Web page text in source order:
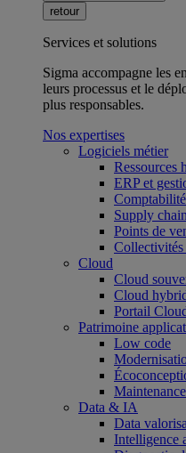
retour
Services et solutions
Sigma accompagne les
leurs processus et le
plus responsables.
Nos expertises
Logiciels métier
Ressources
ERP et
Supply chain
Points de
Collectivités
Cloud
Cloud
Cloud
Portail
Patrimoine
Low code
Data & IA
Data
Intelligence